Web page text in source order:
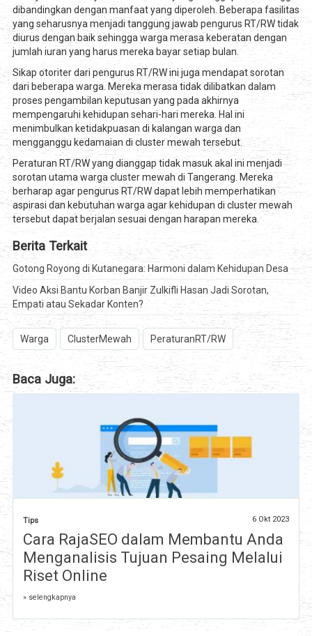
dibandingkan dengan manfaat yang diperoleh. Beberapa fasilitas
yang seharusnya menjadi tanggung jawab pengurus RT/RW tidak
diurus dengan baik sehingga warga merasa keberatan dengan
jumlah iuran yang harus mereka bayar setiap bulan.
Sikap otoriter dari pengurus RT/RW ini juga mendapat sorotan
dari beberapa warga. Mereka merasa tidak dilibatkan dalam
proses pengambilan keputusan yang pada akhirnya
mempengaruhi kehidupan sehari-hari mereka. Hal ini
menimbulkan ketidakpuasan di kalangan warga dan
mengganggu kedamaian di cluster mewah tersebut.
Peraturan RT/RW yang dianggap tidak masuk akal ini menjadi
sorotan utama warga cluster mewah di Tangerang. Mereka
berharap agar pengurus RT/RW dapat lebih memperhatikan
aspirasi dan kebutuhan warga agar kehidupan di cluster mewah
tersebut dapat berjalan sesuai dengan harapan mereka.
Berita Terkait
Gotong Royong di Kutanegara: Harmoni dalam Kehidupan Desa
Video Aksi Bantu Korban Banjir Zulkifli Hasan Jadi Sorotan,
Empati atau Sekadar Konten?
Warga ClusterMewah PeraturanRT/RW
Baca Juga:
Tips 6 Okt 2023
Cara RajaSEO dalam Membantu Anda
Menganalisis Tujuan Pesaing Melalui
Riset Online
» selengkapnya